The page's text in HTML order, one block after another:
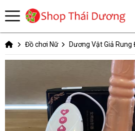
Đồ chơi Nữ Dương Vật Giả Rung